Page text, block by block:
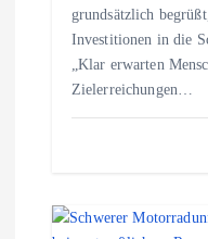
grundsätzlich
Investitionen in die
„Klar erwarten
Zielerreichungen…